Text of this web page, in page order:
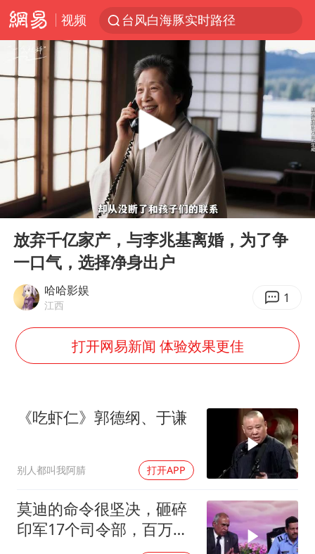
视频
台风白海豚实时路径
秘鲁和墨西哥宣布恢复外交关系
“电影+”如何激发千亿级消费新活力？
泉州市委书记张毅恭被查
老中医：立秋后养心是关键
中医教你一招提升气血
U17国足三连胜晋级明日之星半决赛
欧阳娜娜窦靖童好搭
国防部：坚决反制任何闹海挑衅图谋
“新疆阿勒泰八月能滑雪”不实
日本试射“战斧”导弹，国防部回应
胡彦斌韩磊 谁帮谁
夯实基础开新局
Play
00:00 05:51
放弃千亿家产，与李兆基离婚，为了争
一口气，选择净身出户
哈哈影娱
江西 1
打开网易新闻 体验效果更佳
《吃虾仁》郭德纲、于谦
别人都叫我阿腈 打开APP
莫迪的命令很坚决，砸碎
印军17个司令部，百万印